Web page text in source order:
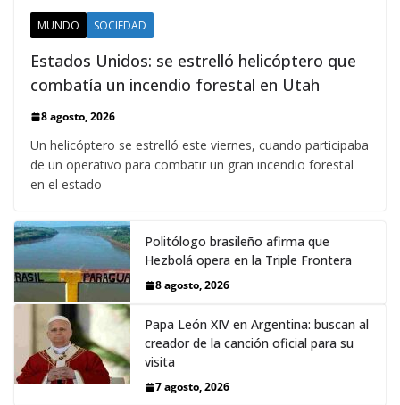
MUNDO SOCIEDAD
Estados Unidos: se estrelló helicóptero que
combatía un incendio forestal en Utah
8 agosto, 2026
Un helicóptero se estrelló este viernes, cuando participaba
de un operativo para combatir un gran incendio forestal
en el estado
Politólogo brasileño afirma que
Hezbolá opera en la Triple Frontera
8 agosto, 2026
Papa León XIV en Argentina: buscan al
creador de la canción oficial para su
visita
7 agosto, 2026